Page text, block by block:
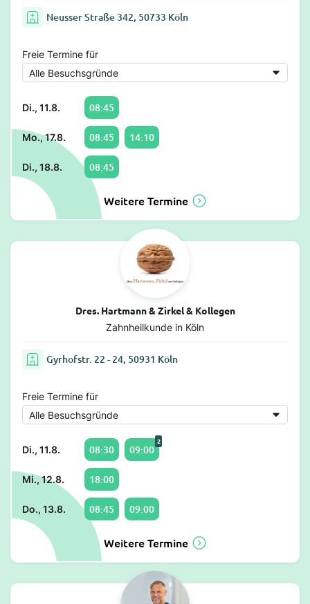
Neusser Straße 342, 50733 Köln
Freie Termine für
Di., 11.8. 08:45
Mo., 17.8. 08:45 14:10
Di., 18.8. 08:45
Weitere Termine
Dres. Hartmann & Zirkel & Kollegen
Zahnheilkunde in Köln
Gyrhofstr. 22 - 24, 50931 Köln
Freie Termine für
Di., 11.8. 08:30 09:00
2
Mi., 12.8. 18:00
Do., 13.8. 08:45 09:00
Weitere Termine